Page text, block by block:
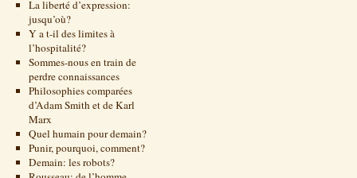
La liberté d’expression:
jusqu’où?
Y a t-il des limites à
l’hospitalité?
Sommes-nous en train de
perdre connaissances
Philosophies comparées
d’Adam Smith et de Karl
Marx
Quel humain pour demain?
Punir, pourquoi, comment?
Demain: les robots?